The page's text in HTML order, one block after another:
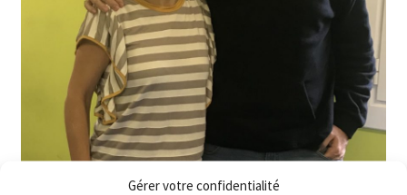
Gérer votre confidentialité